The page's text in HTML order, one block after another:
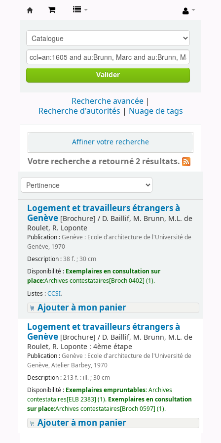
contestataires
Valider
Recherche avancée
Recherche d'autorités
Nuage de tags
Affiner votre recherche
Votre recherche a retourné 2 résultats.
Logement et travailleurs étrangers à
Genève[Brochure] / D. Baillif, M. Brunn, M.L. de
Roulet, R. Loponte
Publication :Genève : Ecole d'architecture de l'Université de
Genève, 1970
Description :38 f. ; 30 cm
Disponibilité : Exemplaires en consultation sur
place:Archives contestataires[Broch 0402] (1).
Listes :CCSI.
Ajouter à mon panier
Logement et travailleurs étrangers à
Genève[Brochure] / D. Baillif, M. Brunn, M.L. de
Roulet, R. Loponte : 4ème étape
Publication :Genève : Ecole d'architecture de l'Université de
Genève, Atelier Barbey, 1970
Description :213 f. : ill. ; 30 cm
Disponibilité : Exemplaires empruntables:Archives
contestataires[ELB 2383] (1). Exemplaires en consultation
sur place:Archives contestataires[Broch 0597] (1).
Ajouter à mon panier